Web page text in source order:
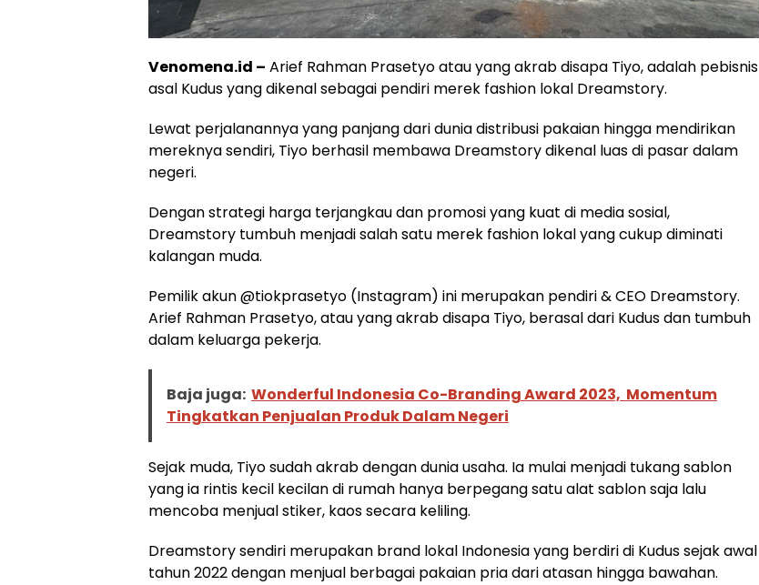
Venomena.id – Arief Rahman Prasetyo atau yang akrab disapa Tiyo, adalah pebisnis
asal Kudus yang dikenal sebagai pendiri merek fashion lokal Dreamstory.
Lewat perjalanannya yang panjang dari dunia distribusi pakaian hingga mendirikan
mereknya sendiri, Tiyo berhasil membawa Dreamstory dikenal luas di pasar dalam
negeri.
Dengan strategi harga terjangkau dan promosi yang kuat di media sosial,
Dreamstory tumbuh menjadi salah satu merek fashion lokal yang cukup diminati
kalangan muda.
Pemilik akun @tiokprasetyo (Instagram) ini merupakan pendiri & CEO Dreamstory.
Arief Rahman Prasetyo, atau yang akrab disapa Tiyo, berasal dari Kudus dan tumbuh
dalam keluarga pekerja.
Baja juga: Wonderful Indonesia Co-Branding Award 2023, Momentum
Tingkatkan Penjualan Produk Dalam Negeri
Sejak muda, Tiyo sudah akrab dengan dunia usaha. Ia mulai menjadi tukang sablon
yang ia rintis kecil kecilan di rumah hanya berpegang satu alat sablon saja lalu
mencoba menjual stiker, kaos secara keliling.
Dreamstory sendiri merupakan brand lokal Indonesia yang berdiri di Kudus sejak awal
tahun 2022 dengan menjual berbagai pakaian pria dari atasan hingga bawahan.